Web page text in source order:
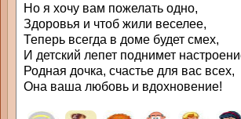
Но я хочу вам пожелать одно,
Здоровья и чтоб жили веселее,
Теперь всегда в доме будет смех,
И детский лепет поднимет
Родная дочка, счастье для вас всех,
Она ваша любовь и вдохновение!